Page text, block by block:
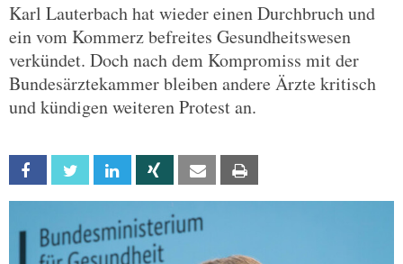
Karl Lauterbach hat wieder einen Durchbruch und
ein vom Kommerz befreites Gesundheitswesen
verkündet. Doch nach dem Kompromiss mit der
Bundesärztekammer bleiben andere Ärzte kritisch
und kündigen weiteren Protest an.
Facebook Twitter Linkedin Xing Email